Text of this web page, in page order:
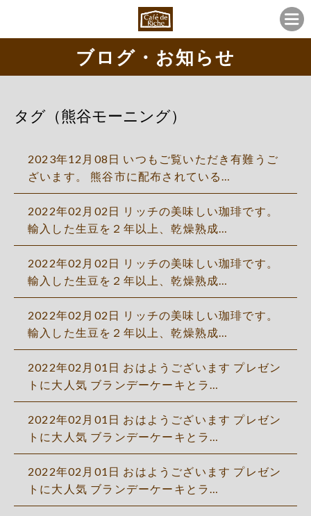
ブログ・お知らせ
タグ（熊谷モーニング）
2023年12月08日 いつもご覧いただき有難うご
ざいます。 熊谷市に配布されている…
2022年02月02日 リッチの美味しい珈琲です。
輸入した生豆を２年以上、乾燥熟成…
2022年02月02日 リッチの美味しい珈琲です。
輸入した生豆を２年以上、乾燥熟成…
2022年02月02日 リッチの美味しい珈琲です。
輸入した生豆を２年以上、乾燥熟成…
2022年02月01日 おはようございます プレゼン
トに大人気 ブランデーケーキとラ…
2022年02月01日 おはようございます プレゼン
トに大人気 ブランデーケーキとラ…
2022年02月01日 おはようございます プレゼン
トに大人気 ブランデーケーキとラ…